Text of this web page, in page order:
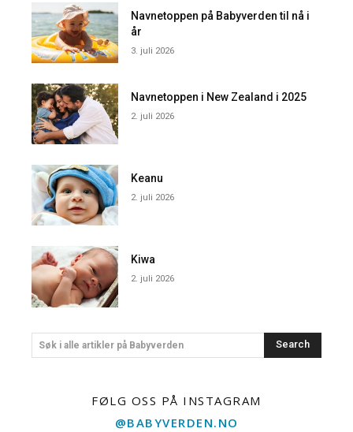
Navnetoppen på Babyverden til nå i
år
3. juli 2026
Navnetoppen i New Zealand i 2025
2. juli 2026
Keanu
2. juli 2026
Kiwa
2. juli 2026
Søk i alle artikler på Babyverden Search
FØLG OSS PÅ INSTAGRAM
@BABYVERDEN.NO